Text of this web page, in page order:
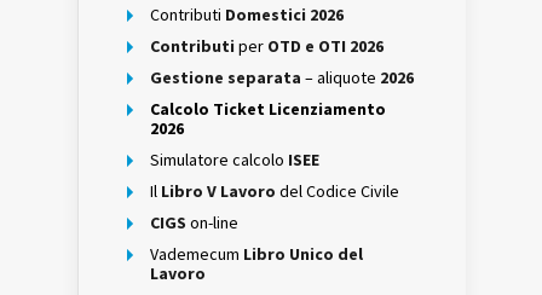
Contributi Domestici 2026
Contributi per OTD e OTI 2026
Gestione separata – aliquote 2026
Calcolo Ticket Licenziamento
2026
Simulatore calcolo ISEE
Il Libro V Lavoro del Codice Civile
CIGS on-line
Vademecum Libro Unico del
Lavoro